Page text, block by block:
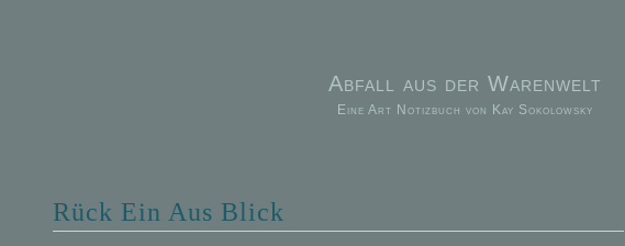
Abfall aus der Warenwelt
Eine Art Notizbuch von Kay Sokolowsky
Rück Ein Aus Blick